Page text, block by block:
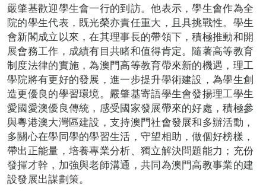
嚴肇基歡迎學生會一行的到訪。他表示，學生會作為全
院的學生代表，既光榮亦責任重大，且具挑戰性。學生
會新閣成立以來，在其理事長的帶領下，積極推動和開
展會務工作，成績有目共睹和值得肯定。隨著高等教育
制度法律的實施，為澳門高等教育帶來新的機遇，理工
學院將有更好的發展，進一步提升學術建設，為學生創
造更優良的學習環境。嚴肇基寄語學生會發揚理工學生
愛國愛澳優良傳統，感受國家發展帶來的好處，積極參
與粵港澳大灣區建設，支持澳門社會發展和多辦活動，
多關心在學同學的學習生活，守望相助，做個好榜樣，
帶出正能量，培養專業分析、獨立解決問題能力；充份
發揮才幹，加強與老師溝通，共同為澳門高教事業的建
設發展出謀劃策。